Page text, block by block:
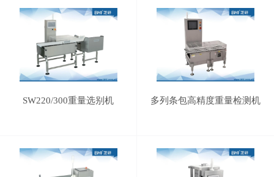
SW220/300重量选别机 多列条包高精度重量检测机